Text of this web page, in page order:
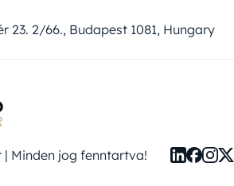
23. 2/66., Budapest 1081, Hungary
Minden jog fenntartva!